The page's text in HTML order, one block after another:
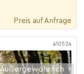
Preis auf Anfrage
a10524
Außergewöhnlich